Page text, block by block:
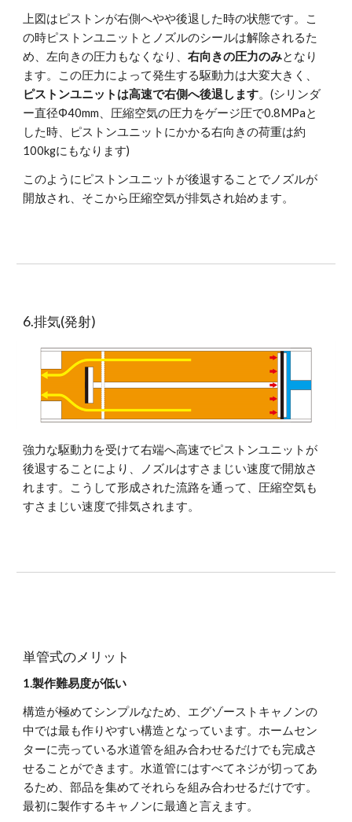
上図はピストンが右側へやや後退した時の状態です。こ
の時ピストンユニットとノズルのシールは解除されるた
め、左向きの圧力もなくなり、右向きの圧力のみとなり
ます。この圧力によって発生する駆動力は大変大きく、
ピストンユニットは高速で右側へ後退します。(シリンダ
ー直径Φ40mm、圧縮空気の圧力をゲージ圧で0.8MPaと
した時、ピストンユニットにかかる右向きの荷重は約
100kgにもなります)
このようにピストンユニットが後退することでノズルが
開放され、そこから圧縮空気が排気され始めます。
6.排気(発射)
強力な駆動力を受けて右端へ高速でピストンユニットが
後退することにより、ノズルはすさまじい速度で開放さ
れます。こうして形成された流路を通って、圧縮空気も
すさまじい速度で排気されます。
単管式のメリット
1.製作難易度が低い
構造が極めてシンプルなため、エグゾーストキャノンの
中では最も作りやすい構造となっています。ホームセン
ターに売っている水道管を組み合わせるだけでも完成さ
せることができます。水道管にはすべてネジが切ってあ
るため、部品を集めてそれらを組み合わせるだけです。
最初に製作するキャノンに最適と言えます。